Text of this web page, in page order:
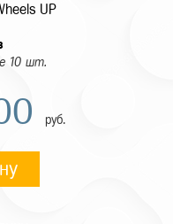
UP
10 шт.
руб.